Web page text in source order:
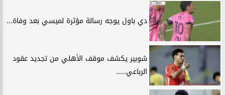
دي باول يوجه رسالة مؤثرة لميسي بعد وفاة...
شوبير يكشف موقف الأهلي من تجديد عقود
الرباعي.....